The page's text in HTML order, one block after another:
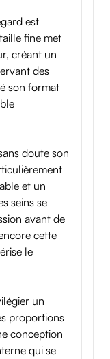
est
fine met
créant un
des
son format
doute son
et un
seins se
avant de
cette
le
un
proportions
conception
qui se